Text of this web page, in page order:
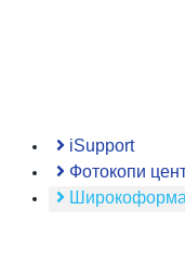
iSupport
Фотокопи